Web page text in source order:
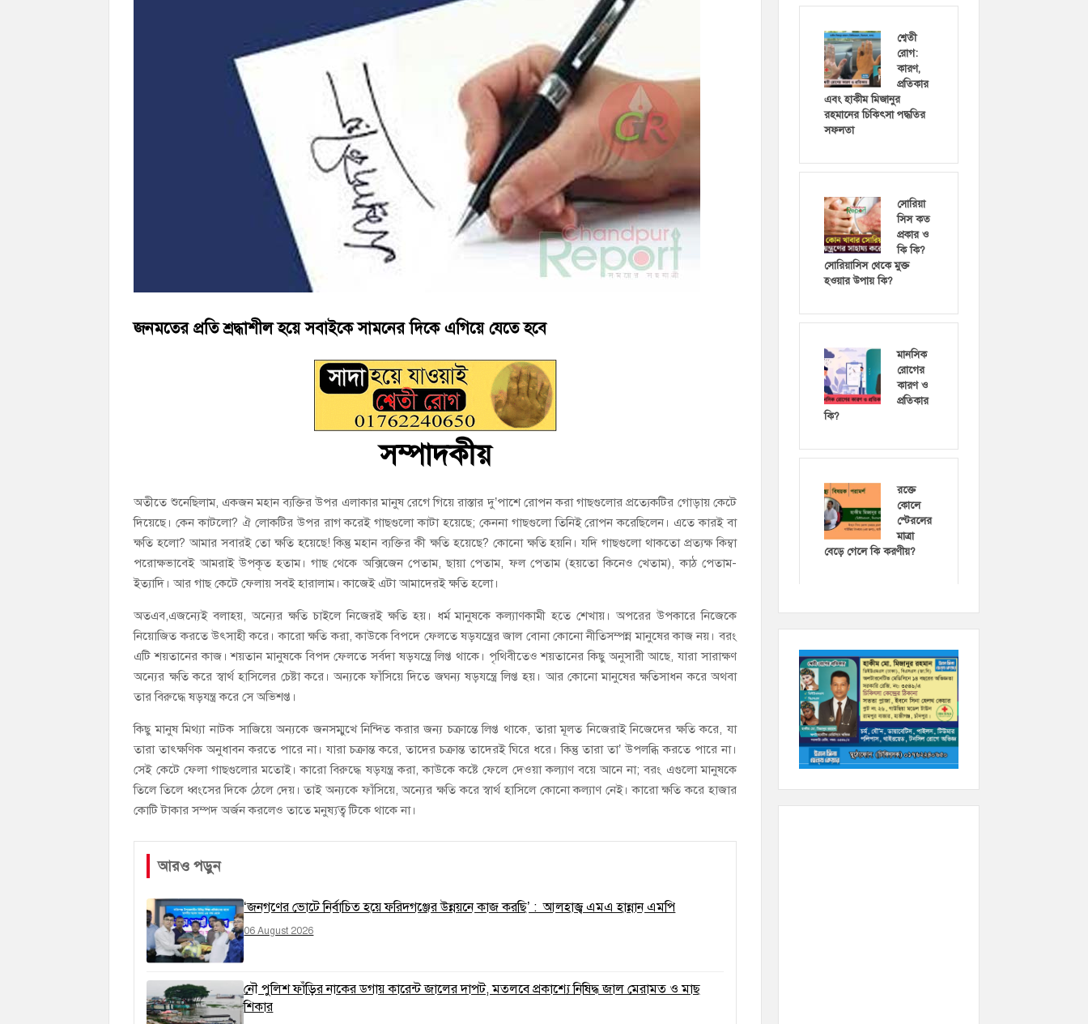
হাজীগঞ্জের ২নং দক্ষিণ পশ্চিম রাজারগাঁও সপ্রাবিতে মা সমাবেশ ও পরিচিতি সভা
চাঁদপুর জেলা জিয়া সাইবার ফোর্সের সভাপতি হাজীগঞ্জের কৃতী সন্তান এসএম সবুজ হোসেন
জনমতের প্রতি শ্রদ্ধাশীল হয়ে সবাইকে সামনের দিকে এগিয়ে যেতে হবে
সম্পাদকীয়
অতীতে শুনেছিলাম, একজন মহান ব্যক্তির উপর এলাকার মানুষ রেগে গিয়ে রাস্তার দু’পাশে রোপন করা গাছগুলোর প্রত্যেকটির গোড়ায় কেটে
দিয়েছে। কেন কাটলো? ঐ লোকটির উপর রাগ করেই গাছগুলো কাটা হয়েছে; কেননা গাছগুলো তিনিই রোপন করেছিলেন। এতে কারই বা
ক্ষতি হলো? আমার সবারই তো ক্ষতি হয়েছে! কিন্তু মহান ব্যক্তির কী ক্ষতি হয়েছে? কোনো ক্ষতি হয়নি। যদি গাছগুলো থাকতো প্রত্যক্ষ কিম্বা
পরোক্ষভাবেই আমরাই উপকৃত হতাম। গাছ থেকে অক্সিজেন পেতাম, ছায়া পেতাম, ফল পেতাম (হয়তো কিনেও খেতাম), কাঠ পেতাম-
ইত্যাদি। আর গাছ কেটে ফেলায় সবই হারালাম। কাজেই এটা আমাদেরই ক্ষতি হলো।
অতএব,এজন্যেই বলাহয়, অন্যের ক্ষতি চাইলে নিজেরই ক্ষতি হয়। ধর্ম মানুষকে কল্যাণকামী হতে শেখায়। অপরের উপকারে নিজেকে
নিয়োজিত করতে উৎসাহী করে। কারো ক্ষতি করা, কাউকে বিপদে ফেলতে ষড়যন্ত্রের জাল বোনা কোনো নীতিসম্পন্ন মানুষের কাজ নয়। বরং
এটি শয়তানের কাজ। শয়তান মানুষকে বিপদ ফেলতে সর্বদা ষড়যন্ত্রে লিপ্ত থাকে। পৃথিবীতেও শয়তানের কিছু অনুসারী আছে, যারা সারাক্ষণ
অন্যের ক্ষতি করে স্বার্থ হাসিলের চেষ্টা করে। অন্যকে ফাঁসিয়ে দিতে জঘন্য ষড়যন্ত্রে লিপ্ত হয়। আর কোনো মানুষের ক্ষতিসাধন করে অথবা
তার বিরুদ্ধে ষড়যন্ত্র করে সে অভিশপ্ত।
কিছু মানুষ মিথ্যা নাটক সাজিয়ে অন্যকে জনসম্মুখে নিন্দিত করার জন্য চক্রান্তে লিপ্ত থাকে, তারা মূলত নিজেরাই নিজেদের ক্ষতি করে, যা
তারা তাৎক্ষণিক অনুধাবন করতে পারে না। যারা চক্রান্ত করে, তাদের চক্রান্ত তাদেরই ঘিরে ধরে। কিন্তু তারা তা’ উপলব্ধি করতে পারে না।
সেই কেটে ফেলা গাছগুলোর মতোই। কারো বিরুদ্ধে ষড়যন্ত্র করা, কাউকে কষ্টে ফেলে দেওয়া কল্যাণ বয়ে আনে না; বরং এগুলো মানুষকে
তিলে তিলে ধ্বংসের দিকে ঠেলে দেয়। তাই অন্যকে ফাঁসিয়ে, অন্যের ক্ষতি করে স্বার্থ হাসিলে কোনো কল্যাণ নেই। কারো ক্ষতি করে হাজার
কোটি টাকার সম্পদ অর্জন করলেও তাতে মনুষ্যত্ব টিকে থাকে না।
আরও পড়ুন
‘জনগণের ভোটে নির্বাচিত হয়ে ফরিদগঞ্জের উন্নয়নে কাজ করছি’ : আলহাজ্ব এমএ হান্নান এমপি
06 August 2026
নৌ পুলিশ ফাঁড়ির নাকের ডগায় কারেন্ট জালের দাপট, মতলবে প্রকাশ্যে নিষিদ্ধ জাল মেরামত ও মাছ
শিকার
শ্বেতী
রোগ:
কারণ,
প্রতিকার
এবং হাকীম মিজানুর
রহমানের চিকিৎসা পদ্ধতির
সফলতা
সোরিয়া
সিস কত
প্রকার ও
কি কি?
সোরিয়াসিস থেকে মুক্ত
হওয়ার উপায় কি?
মানসিক
রোগের
কারণ ও
প্রতিকার
কি?
রক্তে
কোলে
স্টেরলের
মাত্রা
বেড়ে গেলে কি করণীয়?